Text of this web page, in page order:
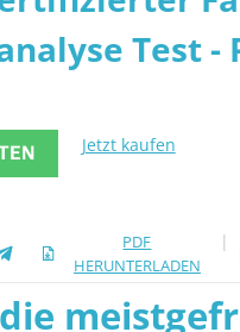
Test -
Jetzt kaufen
PDF
HERUNTERLADEN
|